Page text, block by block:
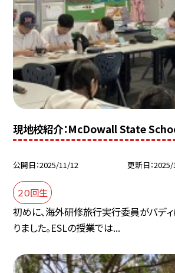
現地校紹介：McDowall State
公開日 2025/11/12 更新日
２０回生
初めに、海外研修旅行実行委員がバディ
りました。ESLの授業では...